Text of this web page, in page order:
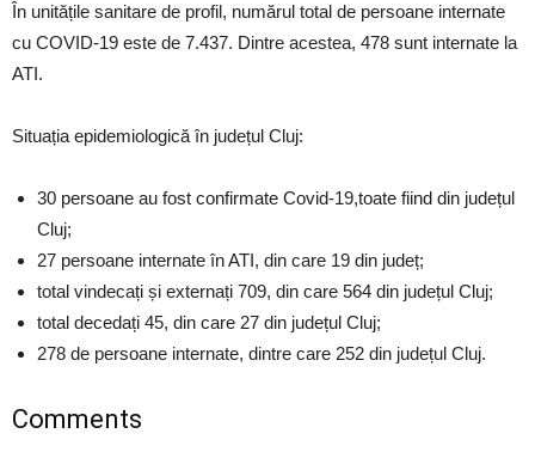
În unitățile sanitare de profil, numărul total de persoane internate
cu COVID-19 este de 7.437. Dintre acestea, 478 sunt internate la
ATI.
Situația epidemiologică în județul Cluj:
30 persoane au fost confirmate Covid-19,toate fiind din județul
Cluj;
27 persoane internate în ATI, din care 19 din județ;
total vindecați și externați 709, din care 564 din județul Cluj;
total decedați 45, din care 27 din județul Cluj;
278 de persoane internate, dintre care 252 din județul Cluj.
Comments